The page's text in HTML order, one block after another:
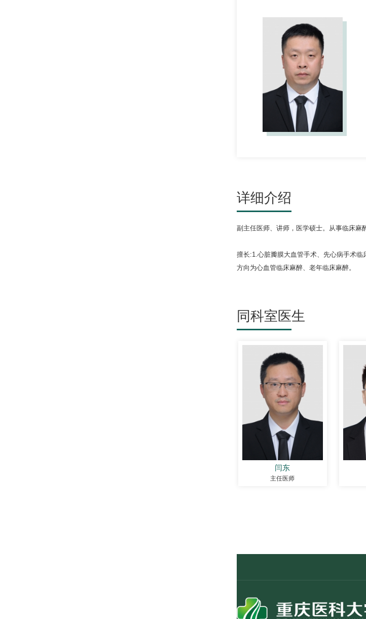
详细介绍
副主任医师、讲师，医学硕士。从事临床麻
擅长:1.心脏瓣膜大血管手术、先心病手术临
方向为心血管临床麻醉、老年临床麻醉。
同科室医生
闫东
主任医师